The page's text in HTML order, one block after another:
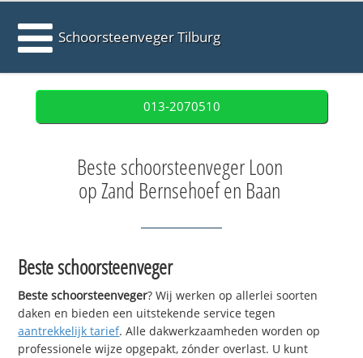
Schoorsteenveger Tilburg
013-2070510
Beste schoorsteenveger Loon
op Zand Bernsehoef en Baan
Beste schoorsteenveger
Beste schoorsteenveger? Wij werken op allerlei soorten
daken en bieden een uitstekende service tegen
aantrekkelijk tarief. Alle dakwerkzaamheden worden op
professionele wijze opgepakt, zónder overlast. U kunt